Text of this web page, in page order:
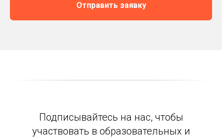
Отправить заявку
Подписывайтесь на нас, чтобы
участвовать в образовательных и